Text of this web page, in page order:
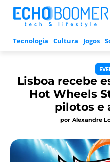
Tecnologia Cultura Jogos
Lisboa recebe
Hot Wheels
pilotos e
por Alexandre